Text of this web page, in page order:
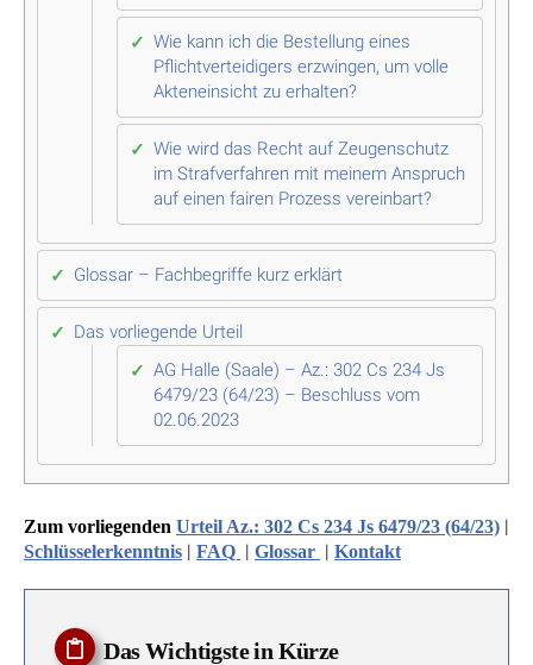
Wie kann ich die Bestellung eines
Pflichtverteidigers erzwingen, um volle
Akteneinsicht zu erhalten?
Wie wird das Recht auf Zeugenschutz
im Strafverfahren mit meinem Anspruch
auf einen fairen Prozess vereinbart?
Glossar – Fachbegriffe kurz erklärt
Das vorliegende Urteil
AG Halle (Saale) – Az.: 302 Cs 234 Js
6479/23 (64/23) – Beschluss vom
02.06.2023
Zum vorliegenden Urteil Az.: 302 Cs 234 Js 6479/23 (64/23) |
Schlüsselerkenntnis | FAQ | Glossar | Kontakt
Das Wichtigste in Kürze